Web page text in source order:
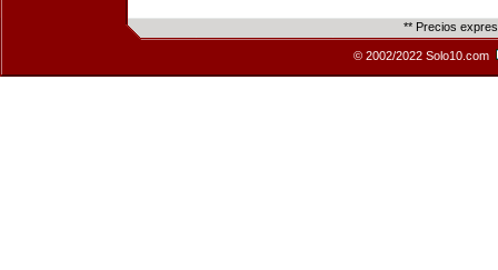
** Precios
© 2002/2022 Solo10.com